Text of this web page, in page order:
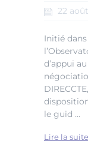
22 août
Initié
d’appui
le guid ...
Lire la suite